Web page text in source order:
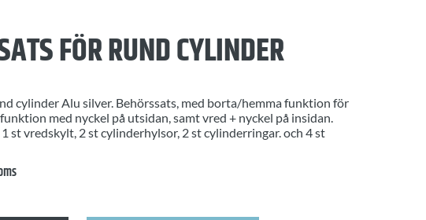
FÖR RUND CYLINDER
cylinder Alu silver. Behörssats, med borta/hemma funktion för
med nyckel på utsidan, samt vred + nyckel på insidan.
st vredskylt, 2 st cylinderhylsor, 2 st cylinderringar. och 4 st